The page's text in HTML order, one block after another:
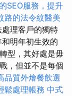
SEO服務，提升
路的法令紋醫美
理客戶的獨特
明年初生效的
型，其好處是毋
，但並不是每個
品質外燴餐飲選
鬆處理帳務 中式